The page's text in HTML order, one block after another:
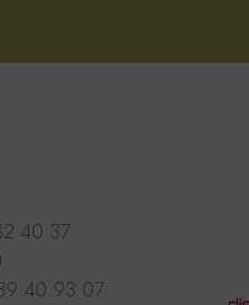
40 37
40 93 07